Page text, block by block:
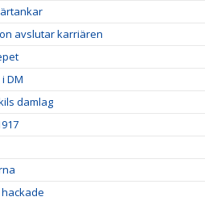
avslutar karriären
DM
damlag
hackade